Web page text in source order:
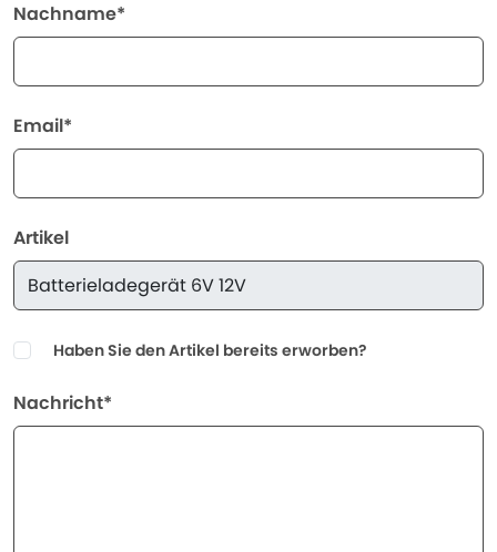
Nachname*
Email*
Artikel
Haben Sie den Artikel bereits erworben?
Nachricht*